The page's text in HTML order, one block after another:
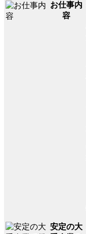
お仕事内
容
安定の大